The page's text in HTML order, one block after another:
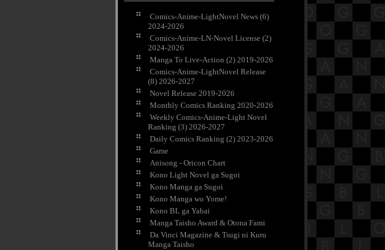
Comics-Anime-LightNovel News (6)
2024-2026
Comics-Anime-LN-Novel License (2)
2024-2026
Manga To Live-Action (2) 2019-2026
Comics-Anime-LightNovel Release
(8) 2026-2027
Novel Release 2019-2026
Monthly Comics Ranking 2020-2026
Weekly Comics-Anime-Light Novel
Ranking (3) 2026-2027
Daily Comics Ranking (2) 2023-2026
Game
Anisong - Oricon Chart
Kono Light Novel ga Sugoi
Kono Manga ga Sugoi
Kono Manga wo Yome!
Kono BL ga Yabai
Manga Taisho Award & Otona Fami
Da Vinci Magazine & Tsugi ni Kuru
Manga Taisho